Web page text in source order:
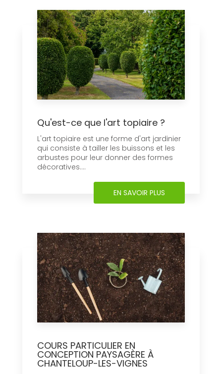
Qu'est-ce que l'art topiaire ?
L'art topiaire est une forme d'art jardinier
qui consiste à tailler les buissons et les
arbustes pour leur donner des formes
décoratives....
EN SAVOIR PLUS
COURS PARTICULIER EN
CONCEPTION PAYSAGÈRE À
CHANTELOUP-LES-VIGNES